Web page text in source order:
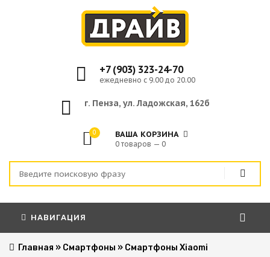
+7 (903) 323-24-70
ежедневно с 9.00 до 20.00
г. Пенза, ул. Ладожская, 162б
0 ВАША КОРЗИНА
0 товаров — 0
НАВИГАЦИЯ
Главная » Смартфоны » Смартфоны Xiaomi